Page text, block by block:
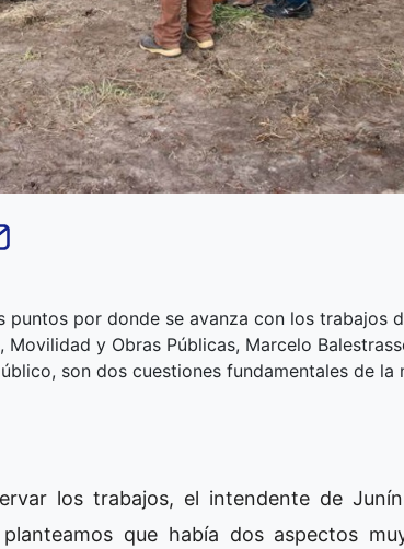
por donde se avanza con los trabajos
y Obras Públicas, Marcelo
son dos cuestiones fundamentales de la
los trabajos, el intendente de
que había dos aspectos